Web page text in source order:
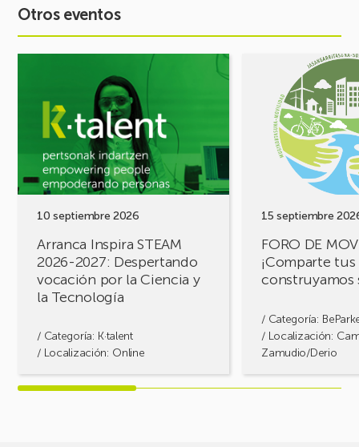
Otros eventos
10 septiembre 2026
Arranca Inspira STEAM
2026-2027: Despertando
vocación por la Ciencia y
la Tecnología
/ Categoría: K·talent
/ Localización: Online
STEAM
2027:
Despertando
vocación
Ciencia
Tecnología
15 septiembre
FORO DE
¡Comparte
construyamos
/ Categoría:
/ Localización:
Zamudio/Derio
MOVILIDAD
¡Comparte
soluciones!